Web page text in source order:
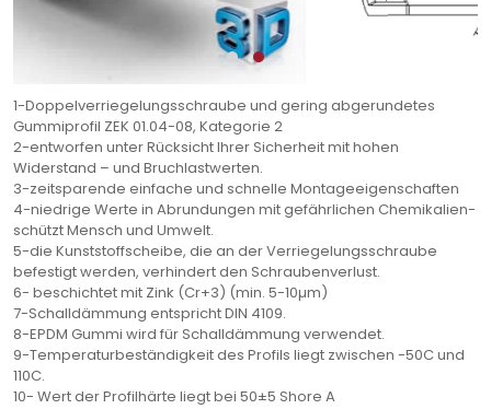
1-Doppelverriegelungsschraube und gering abgerundetes
Gummiprofil ZEK 01.04-08, Kategorie 2
2-entworfen unter Rücksicht Ihrer Sicherheit mit hohen
Widerstand – und Bruchlastwerten.
3-zeitsparende einfache und schnelle Montageeigenschaften
4-niedrige Werte in Abrundungen mit gefährlichen Chemikalien-
schützt Mensch und Umwelt.
5-die Kunststoffscheibe, die an der Verriegelungsschraube
befestigt werden, verhindert den Schraubenverlust.
6- beschichtet mit Zink (Cr+3) (min. 5-10µm)
7-Schalldämmung entspricht DIN 4109.
8-EPDM Gummi wird für Schalldämmung verwendet.
9-Temperaturbeständigkeit des Profils liegt zwischen -50C und
110C.
10- Wert der Profilhärte liegt bei 50±5 Shore A